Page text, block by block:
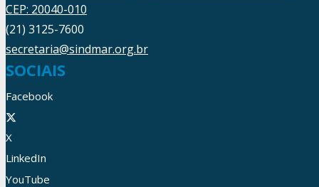
CEP: 20040-010
(21) 3125-7600
secretaria@sindmar.org.br
SOCIAIS
Facebook
X
LinkedIn
YouTube